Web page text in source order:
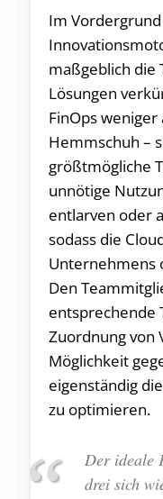
Im
maßgeblich die
Lösungen
FinOps
Hemmschuh –
größtmögliche
unnötige
entlarven oder
sodass die
Unternehmens
Den
entsprechende
Zuordnung von
Möglichkeit
eigenständig
zu optimieren.
Der ideale
drei sich